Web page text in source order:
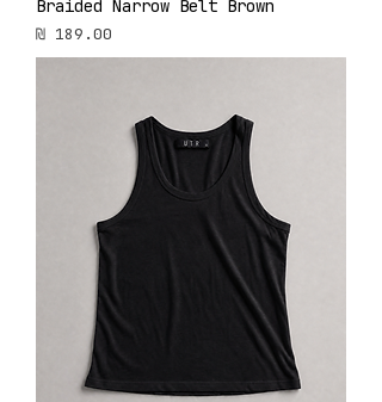
Braided Narrow Belt Brown
מחיר